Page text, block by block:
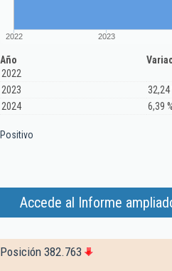
2022 2023
Año
2022
2023
32,24
2024
6,39 %
Positivo
Accede al Informe
Posición 382.763